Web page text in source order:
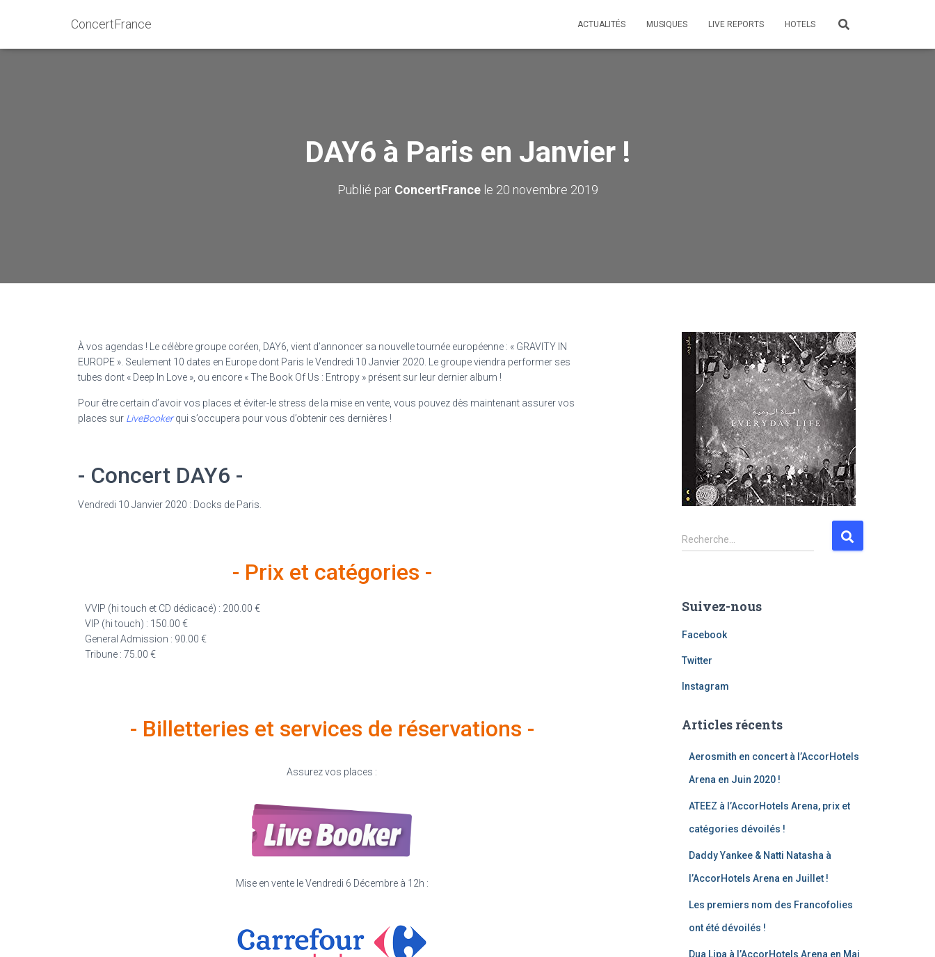
ConcertFrance ACTUALITÉS MUSIQUES LIVE REPORTS HOTELS
DAY6 à Paris en Janvier !
Publié par ConcertFrancele 20 novembre 2019
À vos agendas ! Le célèbre groupe coréen, DAY6, vient d’annoncer sa nouvelle tournée européenne : « GRAVITY IN
EUROPE ». Seulement 10 dates en Europe dont Paris le Vendredi 10 Janvier 2020. Le groupe viendra performer ses
tubes dont « Deep In Love », ou encore « The Book Of Us : Entropy » présent sur leur dernier album !
Pour être certain d’avoir vos places et éviter-le stress de la mise en vente, vous pouvez dès maintenant assurer vos
places sur LiveBookerqui s’occupera pour vous d’obtenir ces dernières !
- Concert DAY6 -
Vendredi 10 Janvier 2020 : Docks de Paris.
- Prix et catégories -
VVIP (hi touch et CD dédicacé) : 200.00 €
VIP (hi touch) : 150.00 €
General Admission : 90.00 €
Tribune : 75.00 €
- Billetteries et services de réservations -
Assurez vos places :
Mise en vente le Vendredi 6 Décembre à 12h :
Recherche…
Suivez-nous
Facebook
Twitter
Instagram
Articles récents
Aerosmith en concert à l’AccorHotels
Arena en Juin 2020 !
ATEEZ à l’AccorHotels Arena, prix et
catégories dévoilés !
Daddy Yankee & Natti Natasha à
l’AccorHotels Arena en Juillet !
Les premiers nom des Francofolies
ont été dévoilés !
Dua Lipa à l’AccorHotels Arena en Mai